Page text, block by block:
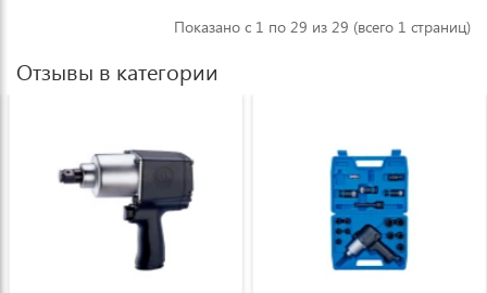
Показано с 1 по 29 из 29 (всего 1 страниц)
Отзывы в категории